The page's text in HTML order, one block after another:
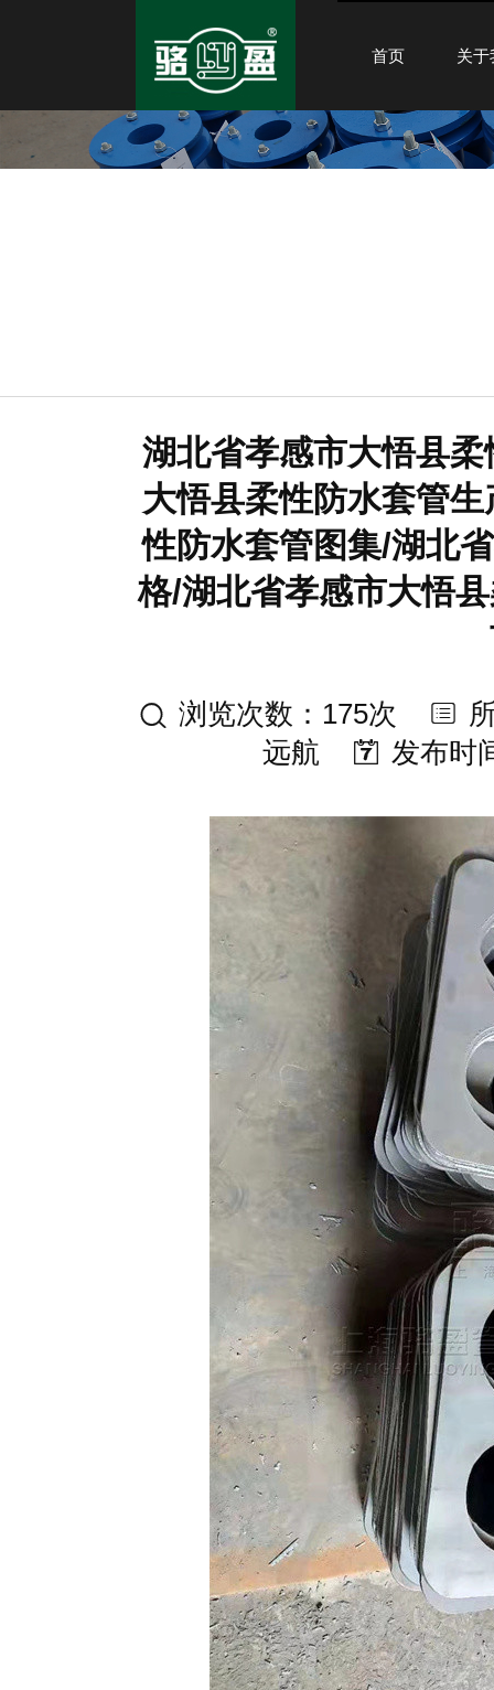
首页 关于
湖北省孝感市大悟县
大悟县柔性防水套管
性防水套管图集/湖北
格/湖北省孝感市大悟
浏览次数：175次
远航
发布时